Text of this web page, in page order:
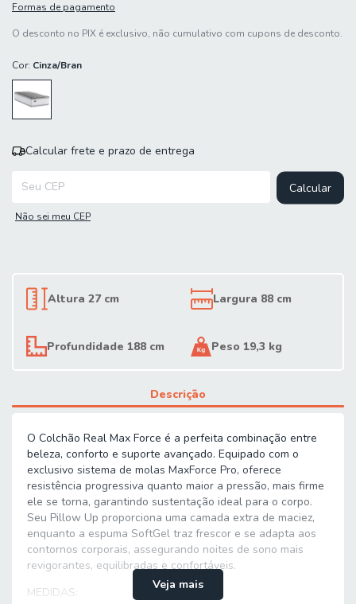
Formas de pagamento
O desconto no PIX é exclusivo, não cumulativo com cupons de desconto.
Cor: Cinza/Bran
Calcular frete e prazo de entrega
Calcular
Não sei meu CEP
Altura 27 cm Largura 88 cm
Profundidade 188 cm Peso 19,3 kg
Descrição
O Colchão Real Max Force é a perfeita combinação entre
beleza, conforto e suporte avançado. Equipado com o
exclusivo sistema de molas MaxForce Pro, oferece
resistência progressiva quanto maior a pressão, mais firme
ele se torna, garantindo sustentação ideal para o corpo.
Seu Pillow Up proporciona uma camada extra de maciez,
enquanto a espuma SoftGel traz frescor e se adapta aos
contornos corporais, assegurando noites de sono mais
revigorantes, equilibradas e confortáveis.
MEDIDAS:
Veja mais